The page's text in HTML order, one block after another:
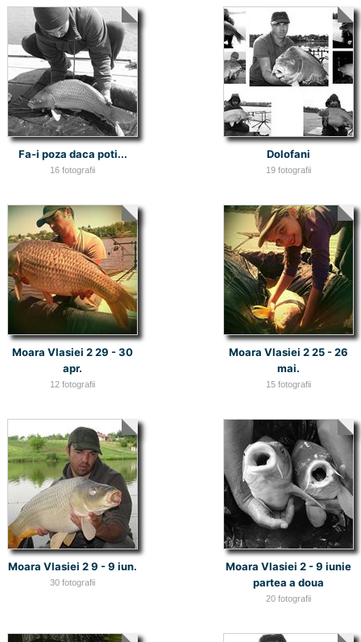
Fa-i poza daca poti...
16 fotografii
Dolofani
19 fotografii
Moara Vlasiei 2 29 - 30
apr.
12 fotografii
Moara Vlasiei 2 25 - 26
mai.
15 fotografii
Moara Vlasiei 2 9 - 9 iun.
30 fotografii
Moara Vlasiei 2 - 9 iunie
partea a doua
20 fotografii